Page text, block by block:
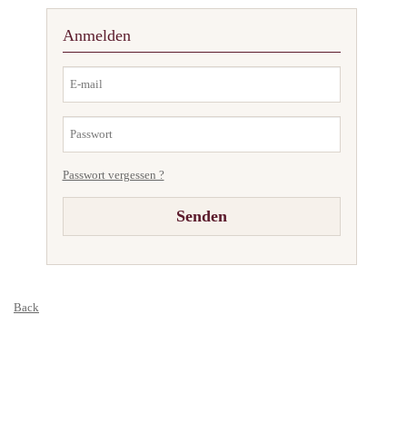
Anmelden
Passwort vergessen ?
Back